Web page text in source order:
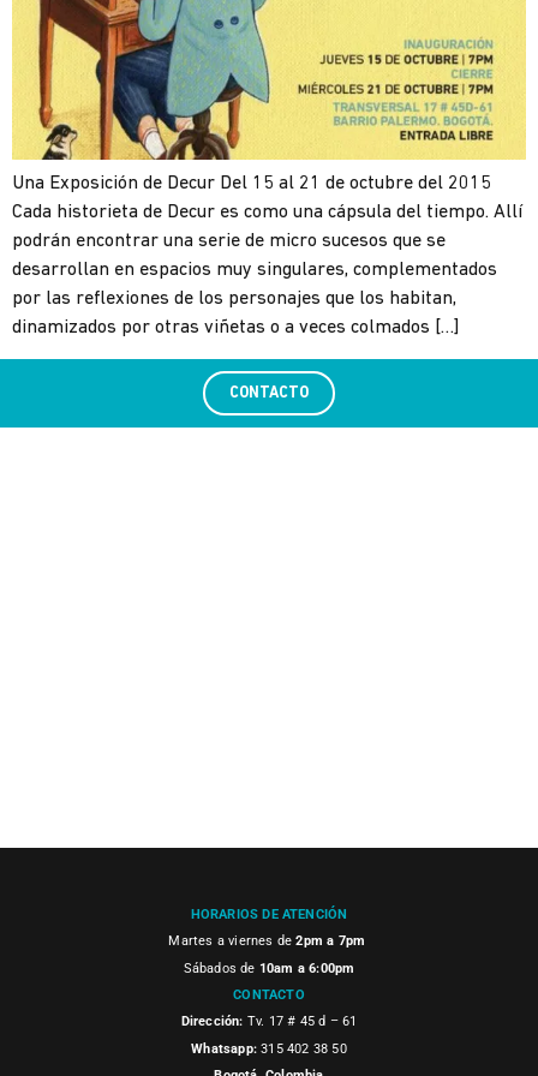
Una Exposición de Decur Del 15 al 21 de octubre del 2015
Cada historieta de Decur es como una cápsula del tiempo. Allí
podrán encontrar una serie de micro sucesos que se
desarrollan en espacios muy singulares, complementados
por las reflexiones de los personajes que los habitan,
dinamizados por otras viñetas o a veces colmados […]
CONTACTO
HORARIOS DE ATENCIÓN
Martes a viernes de 2pm a 7pm
Sábados de 10am a 6:00pm
CONTACTO
Dirección: Tv. 17 # 45 d – 61
Whatsapp:315 402 38 50